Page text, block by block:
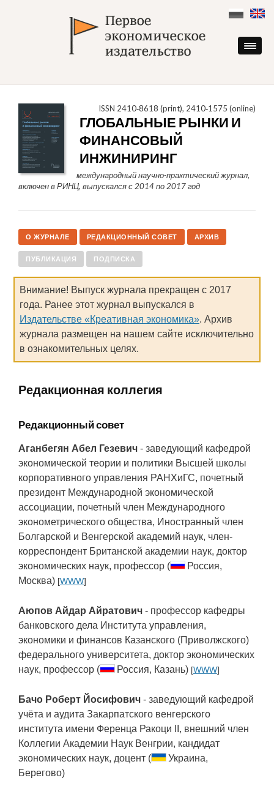
content
ISSN 2410‑8618 (print), 2410‑1575 (online)
ГЛОБАЛЬНЫЕ РЫНКИ И
ФИНАНСОВЫЙ
ИНЖИНИРИНГ
международный научно-практический журнал,
включен в РИНЦ, выпускался с 2014 по 2017 год
О ЖУРНАЛЕ РЕДАКЦИОННЫЙ СОВЕТ АРХИВ
ПУБЛИКАЦИЯ ПОДПИСКА
Внимание! Выпуск журнала прекращен с 2017
года. Ранее этот журнал выпускался в
Издательстве «Креативная экономика». Архив
журнала размещен на нашем сайте исключительно
в ознакомительных целях.
Редакционная коллегия
Редакционный совет
Аганбегян Абел Гезевич - заведующий кафедрой
экономической теории и политики Высшей школы
корпоративного управления РАНХиГС, почетный
президент Международной экономической
ассоциации, почетный член Международного
эконометрического общества, Иностранный член
Болгарской и Венгерской академий наук, член-
корреспондент Британской академии наук, доктор
экономических наук, профессор (
Россия,
Москва) [WWW]
Аюпов Айдар Айратович - профессор кафедры
банковского дела Института управления,
экономики и финансов Казанского (Приволжского)
федерального университета, доктор экономических
наук, профессор (
Россия, Казань)[WWW]
Бачо Роберт Йосифович - заведующий кафедрой
учёта и аудита Закарпатского венгерского
института имени Ференца Ракоци ІІ, внешний член
Коллегии Академии Наук Венгрии, кандидат
экономических наук, доцент (
Украина,
Берегово)